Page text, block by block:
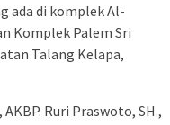
ada di komplek Al-
Komplek Palem Sri
Talang Kelapa,
Ruri Praswoto, SH.,